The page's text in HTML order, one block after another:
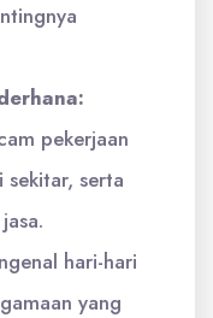
pekerjaan
serta
hari-hari
yang